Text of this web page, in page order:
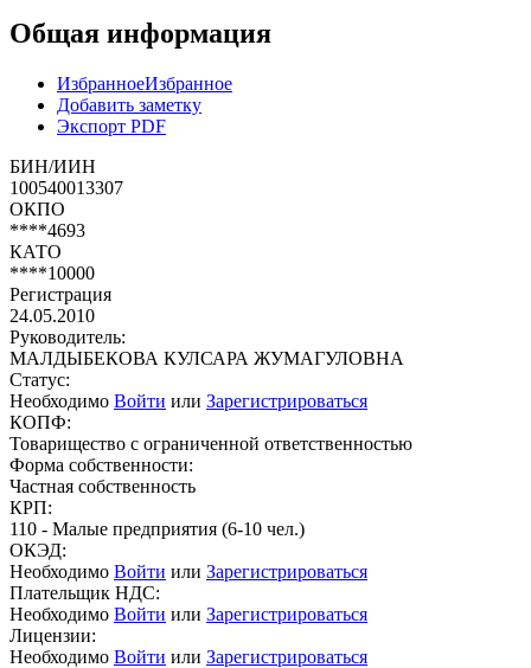
Общая информация
ИзбранноеИзбранное
Добавить заметку
Экспорт PDF
БИН/ИИН
100540013307
ОКПО
****4693
КАТО
****10000
Регистрация
24.05.2010
Руководитель:
МАЛДЫБЕКОВА КУЛСАРА ЖУМАГУЛОВНА
Статус:
Необходимо Войти или Зарегистрироваться
КОПФ:
Товарищество с ограниченной ответственностью
Форма собственности:
Частная собственность
КРП:
110 - Малые предприятия (6-10 чел.)
ОКЭД:
Необходимо Войти или Зарегистрироваться
Плательщик НДС:
Необходимо Войти или Зарегистрироваться
Лицензии:
Необходимо Войти или Зарегистрироваться